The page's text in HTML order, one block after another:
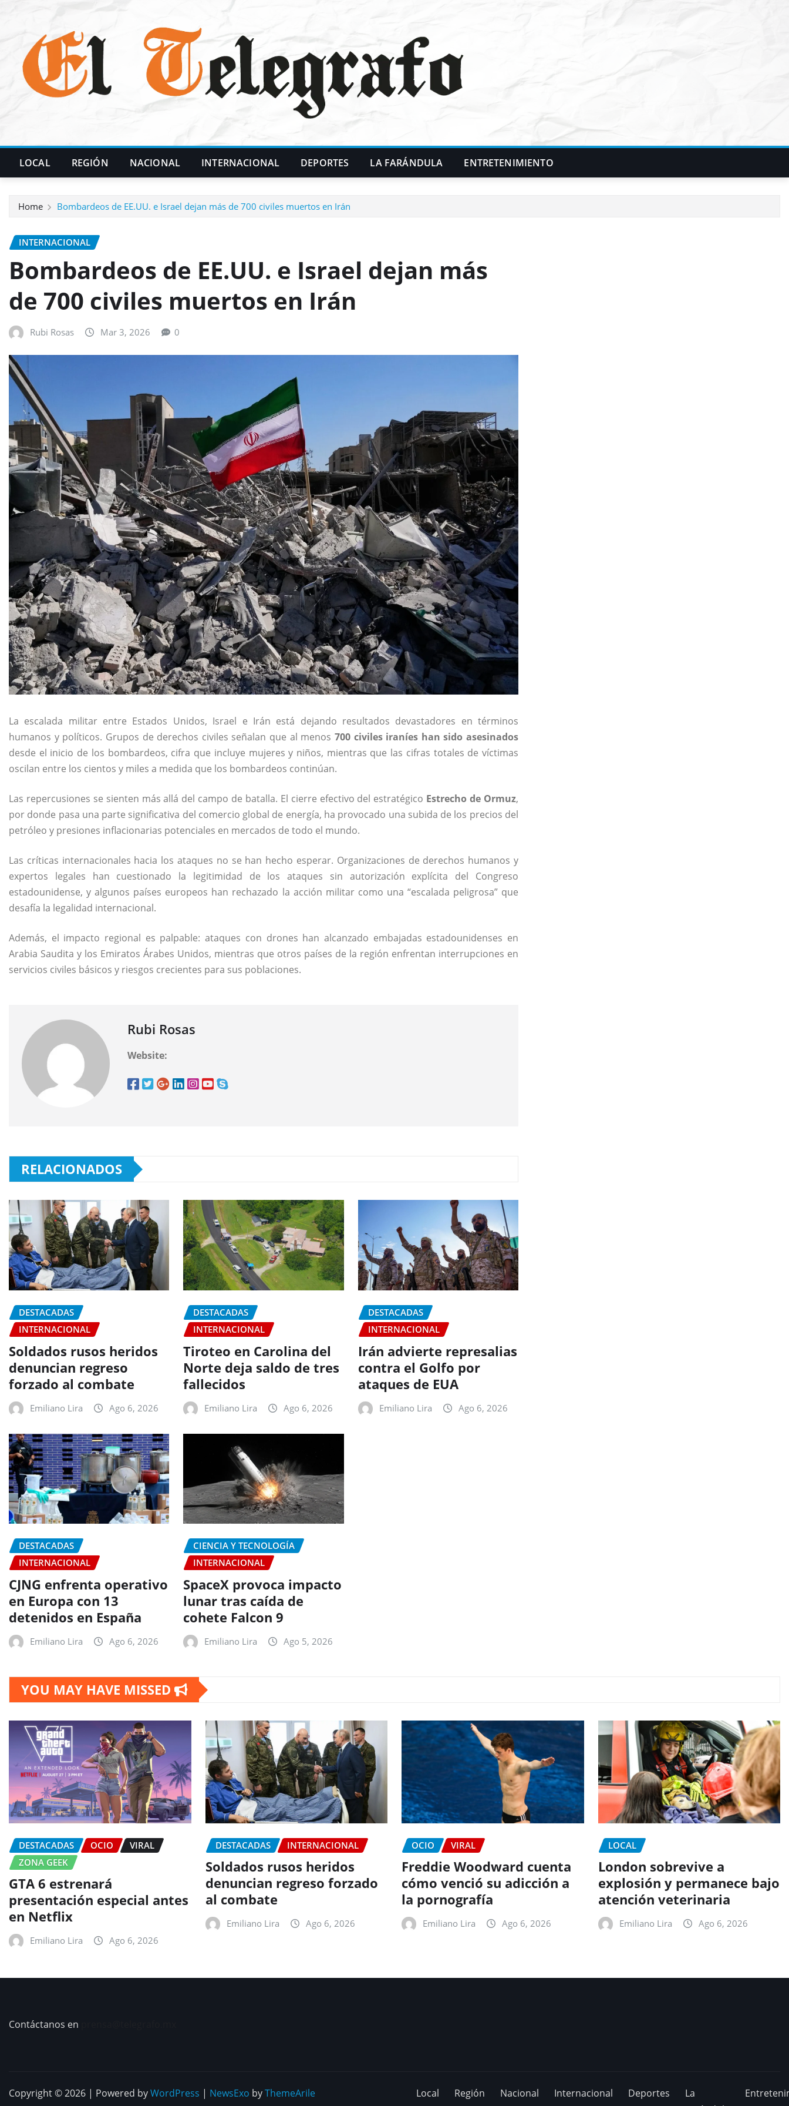
LOCAL REGIÓN NACIONAL INTERNACIONAL DEPORTES LA FARÁNDULA ENTRETENIMIENTO
Home Bombardeos de EE.UU. e Israel dejan más de 700 civiles muertos en Irán
INTERNACIONAL
Bombardeos de EE.UU. e Israel dejan más
de 700 civiles muertos en Irán
Rubi Rosas Mar 3, 2026 0
La escalada militar entre Estados Unidos, Israel e Irán está dejando resultados devastadores en términos
humanos y políticos. Grupos de derechos civiles señalan que al menos 700 civiles iraníes han sido asesinados
desde el inicio de los bombardeos, cifra que incluye mujeres y niños, mientras que las cifras totales de víctimas
oscilan entre los cientos y miles a medida que los bombardeos continúan.
Las repercusiones se sienten más allá del campo de batalla. El cierre efectivo del estratégico Estrecho de Ormuz,
por donde pasa una parte significativa del comercio global de energía, ha provocado una subida de los precios del
petróleo y presiones inflacionarias potenciales en mercados de todo el mundo.
Las críticas internacionales hacia los ataques no se han hecho esperar. Organizaciones de derechos humanos y
expertos legales han cuestionado la legitimidad de los ataques sin autorización explícita del Congreso
estadounidense, y algunos países europeos han rechazado la acción militar como una “escalada peligrosa” que
desafía la legalidad internacional.
Además, el impacto regional es palpable: ataques con drones han alcanzado embajadas estadounidenses en
Arabia Saudita y los Emiratos Árabes Unidos, mientras que otros países de la región enfrentan interrupciones en
servicios civiles básicos y riesgos crecientes para sus poblaciones.
Rubi Rosas
Website:
RELACIONADOS
DESTACADAS
INTERNACIONAL
Soldados rusos heridos
denuncian regreso
forzado al combate
Emiliano Lira Ago 6, 2026
DESTACADAS
INTERNACIONAL
Tiroteo en Carolina del
Norte deja saldo de tres
fallecidos
Emiliano Lira Ago 6, 2026
DESTACADAS
INTERNACIONAL
Irán advierte represalias
contra el Golfo por
ataques de EUA
Emiliano Lira Ago 6, 2026
DESTACADAS
INTERNACIONAL
CJNG enfrenta operativo
en Europa con 13
detenidos en España
Emiliano Lira Ago 6, 2026
CIENCIA Y TECNOLOGÍA
INTERNACIONAL
SpaceX provoca impacto
lunar tras caída de
cohete Falcon 9
Emiliano Lira Ago 5, 2026
YOU MAY HAVE MISSED
DESTACADAS OCIO
VIRAL
ZONA GEEK
GTA 6 estrenará
presentación especial antes
en Netflix
Emiliano Lira Ago 6, 2026
DESTACADAS INTERNACIONAL
Soldados rusos heridos
denuncian regreso forzado
al combate
Emiliano Lira Ago 6, 2026
OCIO VIRAL
Freddie Woodward cuenta
cómo venció su adicción a
la pornografía
Emiliano Lira Ago 6, 2026
LOCAL
London sobrevive a
explosión y permanece bajo
atención veterinaria
Emiliano Lira Ago 6, 2026
Contáctanos en
Copyright © 2026 | Powered byWordPress | NewsExo byThemeArile Local Región Nacional Internacional Deportes
La